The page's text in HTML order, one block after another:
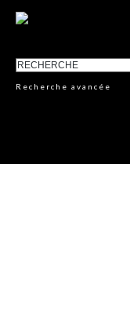
Recherche avancée